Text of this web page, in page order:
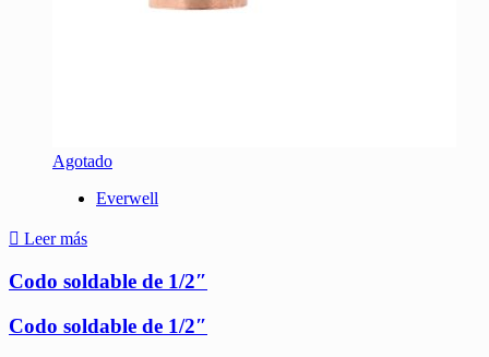
Agotado
Everwell
Leer más
Codo soldable de 1/2″
Codo soldable de 1/2″